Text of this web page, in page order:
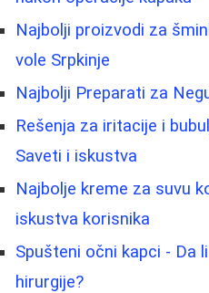
Najbolji proizvodi za
vole Srpkinje
Najbolji Preparati za
Rešenja za iritacije i
Saveti i iskustva
Najbolje kreme za suvu
iskustva korisnika
Spušteni očni kapci - Da
hirurgije?